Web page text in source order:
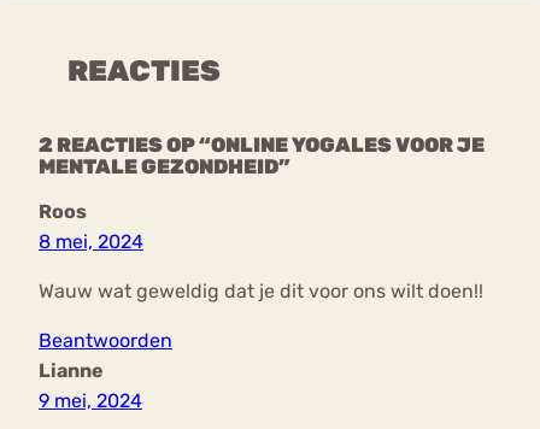
REACTIES
2 REACTIES OP “ONLINE YOGALES VOOR JE
MENTALE GEZONDHEID”
Roos
8 mei, 2024
Wauw wat geweldig dat je dit voor ons wilt doen!!
Beantwoorden
Lianne
9 mei, 2024